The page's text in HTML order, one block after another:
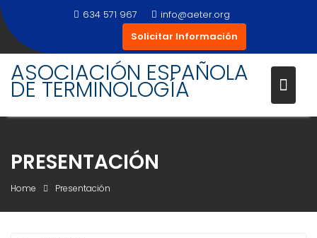
Skip
to
content
634 571 967
info@aeter.org
Solicitar Información
ASOCIACIÓN ESPAÑOLA
DE TERMINOLOGÍA
PRESENTACIÓN
Home Presentación